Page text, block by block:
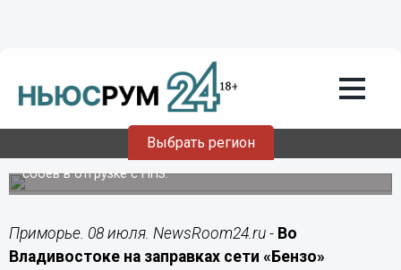
Выбрать регион
08.07.202612:00
В сети АЗС «Бензо» во Владивостоке
закончился бензин АИ-92 и АИ-95
Сеть заправляет только дизельным топливом из-за
сбоев в отгрузке с НПЗ.
Приморье. 08 июля. NewsRoom24.ru - Во
Владивостоке на заправках сети «Бензо»